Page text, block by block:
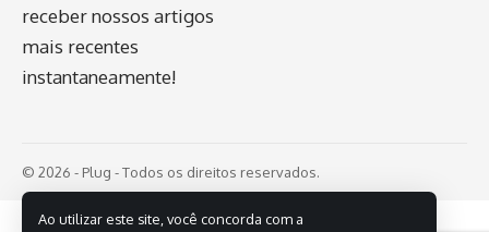
Ao utilizar este site, você concorda com a
receber nossos artigos
mais recentes
instantaneamente!
© 2026 - Plug - Todos os direitos reservados.